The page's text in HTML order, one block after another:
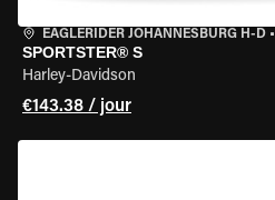
EAGLERIDER JOHANNESBURG H-D •
SPORTSTER® S
Harley-Davidson
€143.38 / jour